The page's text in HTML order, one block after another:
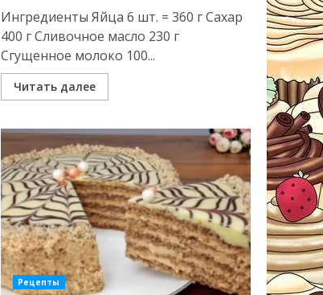
Ингредиенты Яйца 6 шт. = 360 г Сахар
400 г Сливочное масло 230 г
Сгущенное молоко 100...
Читать далее
Рецепты